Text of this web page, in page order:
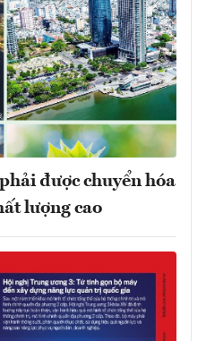
được chuyển hóa
lượng cao